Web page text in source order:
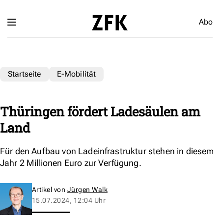
Abo
Startseite E-Mobilität
Thüringen fördert Ladesäulen am
Land
Für den Aufbau von Ladeinfrastruktur stehen in diesem
Jahr 2 Millionen Euro zur Verfügung.
Artikel von Jürgen Walk
15.07.2024, 12:04 Uhr